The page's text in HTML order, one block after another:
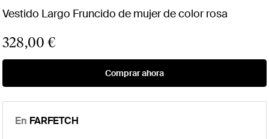
Vestido Largo Fruncido de mujer de color rosa
328,00 €
Comprar ahora
En FARFETCH